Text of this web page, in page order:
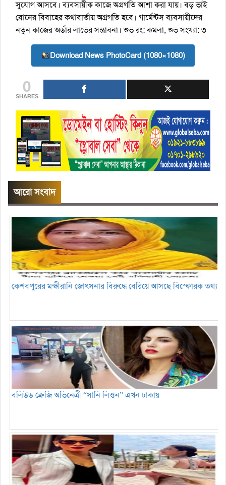
সুযোগ আসবে। ব্যবসায়ীক কাজে অগ্রগতি আশা করা যায়। বড় ভাই
বোনের বিবাহের কথাবার্তায় অগ্রগতি হবে। গার্মেন্টস ব্যবসায়ীদের
নতুন কাজের অর্ডার লাভের সম্ভাবনা। শুভ রং: কমলা, শুভ সংখ্যা: ৩
Download News PhotoCard (1080×1080)
0
SHARES
আরো সংবাদ
কেশবপুরের মক্ষীরানি জোৎসনার বিরুদ্ধে বেরিয়ে আসছে বিস্ফোরক তথ্য
বলিউড ক্রেজি অভিনেত্রী “সানি লিওন” এখন ঢাকায়